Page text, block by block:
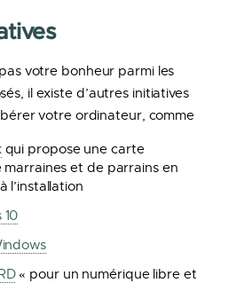
votre bonheur parmi les
il existe d’autres initiatives
votre ordinateur, comme
qui propose une carte
et de parrains en
l’installation
« pour un numérique libre et